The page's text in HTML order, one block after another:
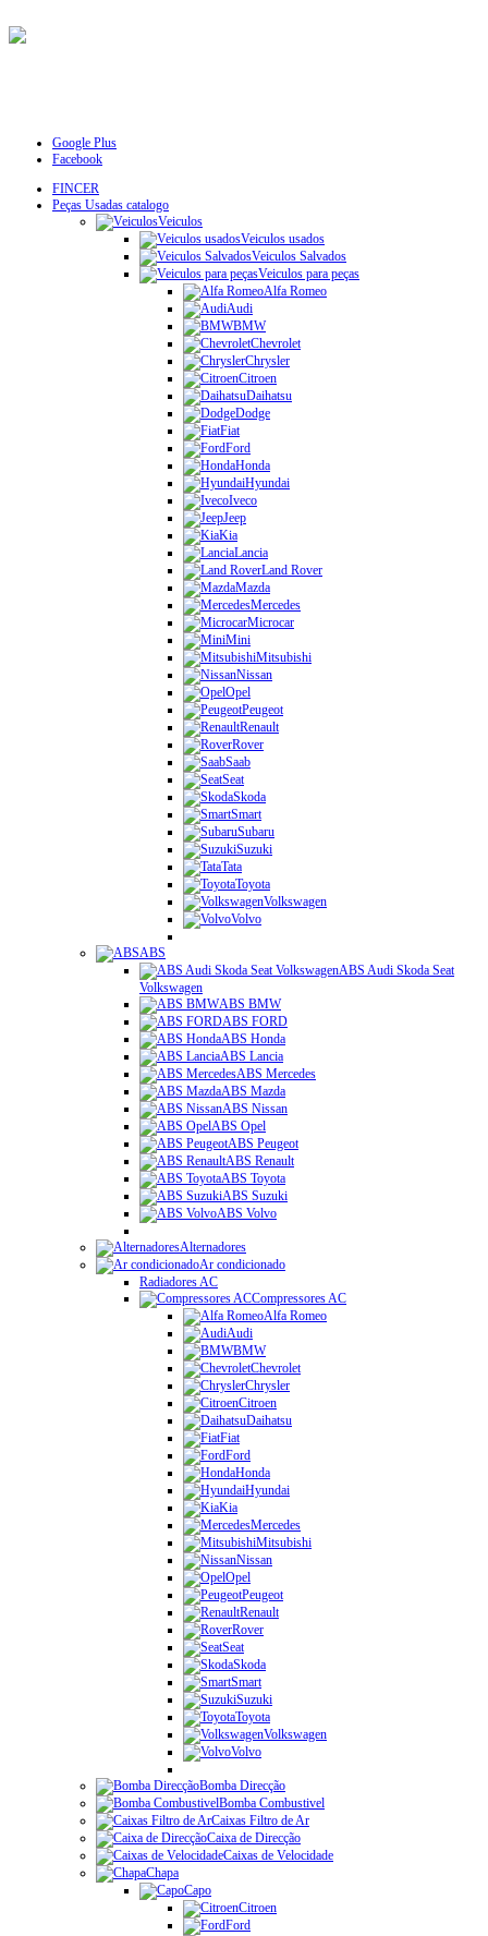
Google Plus
Facebook
FINCER
Peças Usadas catalogo
Veiculos
Veiculos usados
Veiculos Salvados
Veiculos para peças
Alfa Romeo
Audi
BMW
Chevrolet
Chrysler
Citroen
Daihatsu
Dodge
Fiat
Ford
Honda
Hyundai
Iveco
Jeep
Kia
Lancia
Land Rover
Mazda
Mercedes
Microcar
Mini
Mitsubishi
Nissan
Opel
Peugeot
Renault
Rover
Saab
Seat
Skoda
Smart
Subaru
Suzuki
Tata
Toyota
Volkswagen
Volvo
ABS
ABS Audi Skoda Seat
Volkswagen
ABS BMW
ABS FORD
ABS Honda
ABS Lancia
ABS Mercedes
ABS Mazda
ABS Nissan
ABS Opel
ABS Peugeot
ABS Renault
ABS Toyota
ABS Suzuki
ABS Volvo
Alternadores
Ar condicionado
Radiadores AC
Compressores AC
Alfa Romeo
Audi
BMW
Chevrolet
Chrysler
Citroen
Daihatsu
Fiat
Ford
Honda
Hyundai
Kia
Mercedes
Mitsubishi
Nissan
Opel
Peugeot
Renault
Rover
Seat
Skoda
Smart
Suzuki
Toyota
Volkswagen
Volvo
Bomba Direcção
Bomba Combustivel
Caixas Filtro de Ar
Caixa de Direcção
Caixas de Velocidade
Chapa
Capo
Citroen
Ford